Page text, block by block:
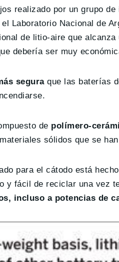
realizado por un grupo
Laboratorio Nacional de
de litio-aire que
debería ser muy
seguraque las baterías
de polímero-
sólidos que se
para el cátodo está
y fácil de reciclar una vez
incluso a potencias de